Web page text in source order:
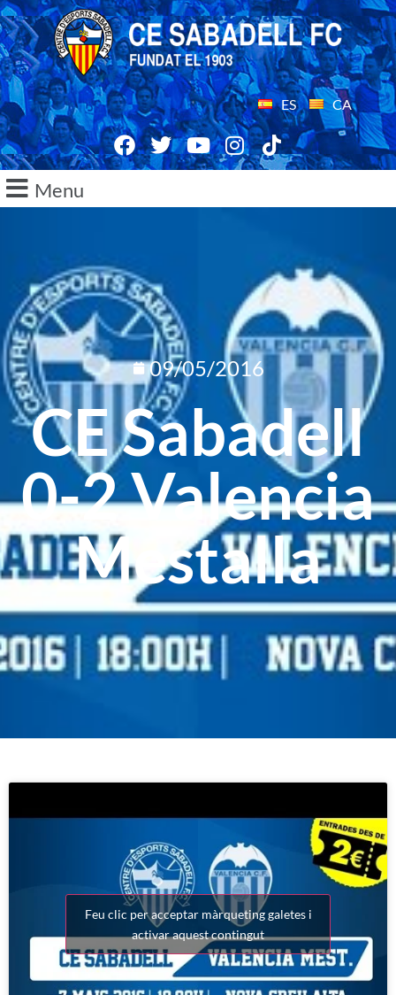
ES CA
Menu
09/05/2016
CE Sabadell
0-2 Valencia
Mestalla
Feu clic per acceptar màrqueting galetes i
activar aquest contingut